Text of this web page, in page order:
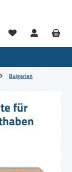
Bulgarien
für